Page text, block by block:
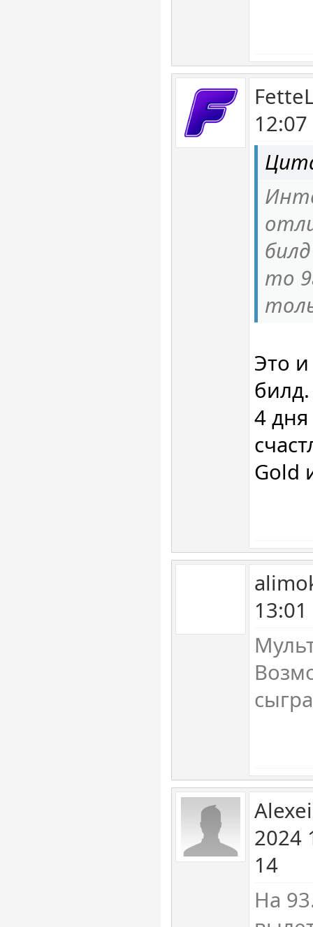
то
Это
4
Gold
2024
14
На